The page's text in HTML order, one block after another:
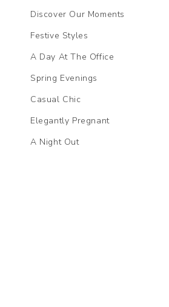
Discover Our Moments
Festive Styles
A Day At The Office
Spring Evenings
Casual Chic
Elegantly Pregnant
A Night Out